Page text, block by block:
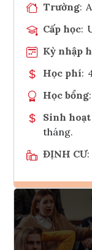
Trường:
Cấp học:
Kỳ nhập
Học phí:
Học bổng:
Sinh
tháng.
ĐỊNH CƯ: